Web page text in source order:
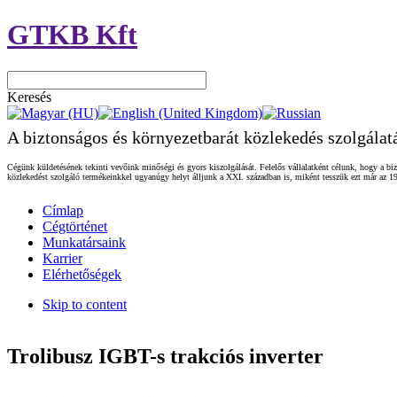
GTKB Kft
Keresés
A biztonságos és környezetbarát közlekedés
Cégünk küldetésének tekinti vevőink minőségi és gyors kiszolgálását. Felelős vállalatként célunk, hogy a
közlekedést szolgáló termékeinkkel ugyanúgy helyt álljunk a XXI. században is, miként tesszük ezt már az
Címlap
Cégtörténet
Munkatársaink
Karrier
Elérhetőségek
Skip to content
Trolibusz IGBT-s trakciós inverter